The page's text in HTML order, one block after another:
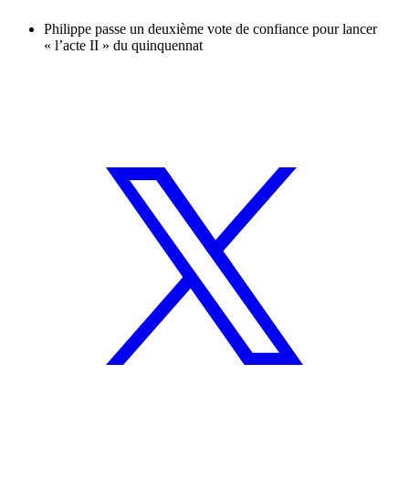
Philippe passe un deuxième vote de confiance pour lancer
« l’acte II » du quinquennat